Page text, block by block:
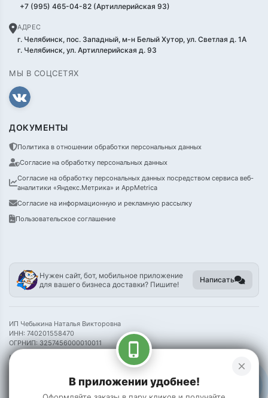
+7 (995) 465-04-82 (Артиллерийская 93)
АДРЕС
г. Челябинск, пос. Западный, м-н Белый Хутор, ул. Светлая д. 1А
г. Челябинск, ул. Артиллерийская д. 93
МЫ В СОЦСЕТЯХ
ДОКУМЕНТЫ
Политика в отношении обработки персональных данных
Согласие на обработку персональных данных
Согласие на обработку персональных данных посредством сервиса веб-
аналитики «Яндекс.Метрика» и AppMetrica
Согласие на информационную и рекламную рассылку
Пользовательское соглашение
Нужен сайт, бот, мобильное приложение
для вашего бизнеса доставки? Пишите!
Написать
ИП Чебыкина Наталья Викторовна
ИНН: 740201558470
ОГРНИП: 3257456000010011
Информация на сайте носит справочный характер и не является публичной
close
phone_iphone
В приложении удобнее!